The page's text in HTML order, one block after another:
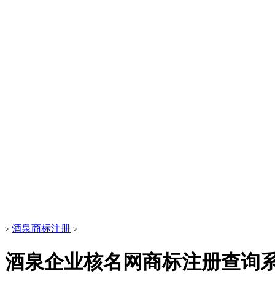
> 酒泉商标注册 >
酒泉企业核名网商标注册查询